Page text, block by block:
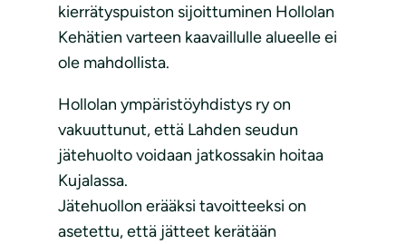
kierrätyspuiston sijoittuminen Hollolan
Kehätien varteen kaavaillulle alueelle ei
ole mahdollista.
Hollolan ympäristöyhdistys ry on
vakuuttunut, että Lahden seudun
jätehuolto voidaan jatkossakin hoitaa
Kujalassa.
Jätehuollon erääksi tavoitteeksi on
asetettu, että jätteet kerätään